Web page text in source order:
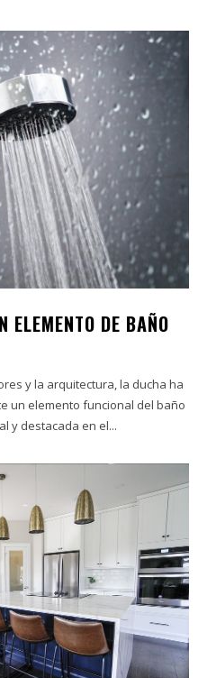
ELEMENTO DE BAÑO
y la arquitectura, la ducha ha
un elemento funcional del baño
y destacada en el...